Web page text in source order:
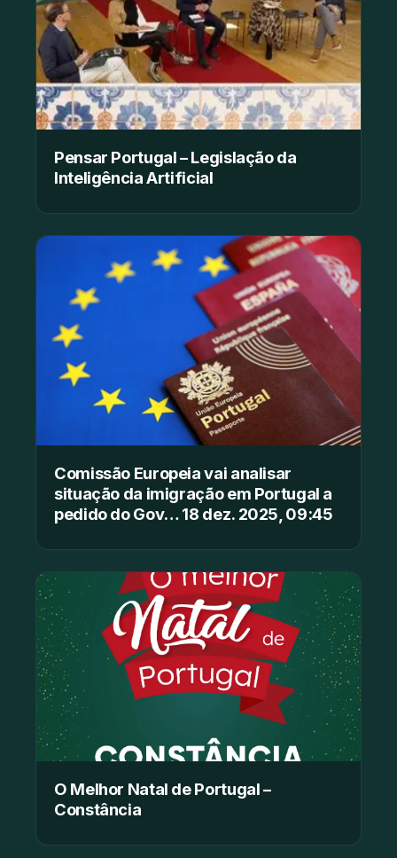
Pensar Portugal – Legislação da
Inteligência Artificial
Comissão Europeia vai analisar
situação da imigração em Portugal a
pedido do Gov… 18 dez. 2025, 09:45
O Melhor Natal de Portugal –
Constância